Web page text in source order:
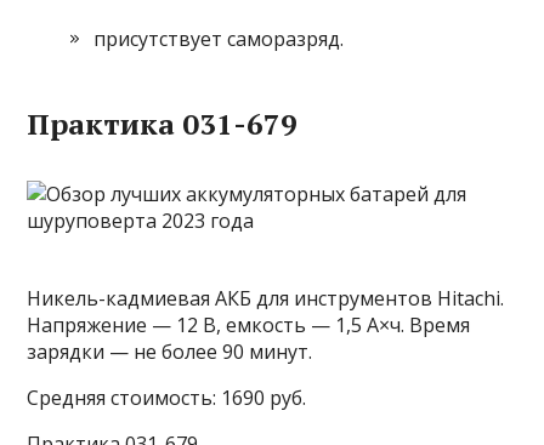
присутствует саморазряд.
Практика 031-679
Никель-кадмиевая АКБ для инструментов Hitachi.
Напряжение — 12 В, емкость — 1,5 А×ч. Время
зарядки — не более 90 минут.
Средняя стоимость: 1690 руб.